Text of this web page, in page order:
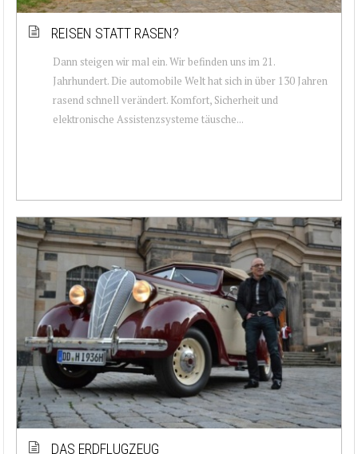
REISEN STATT RASEN?
Dann steigen wir mal ein. Wir befinden uns im 21.
Jahrhundert. Die automobile Welt hat sich in über 130 Jahren
rasend schnell verändert. Komfort, Sicherheit und
elektronische Assistenzsysteme täusche...
DAS ERDFLUGZEUG